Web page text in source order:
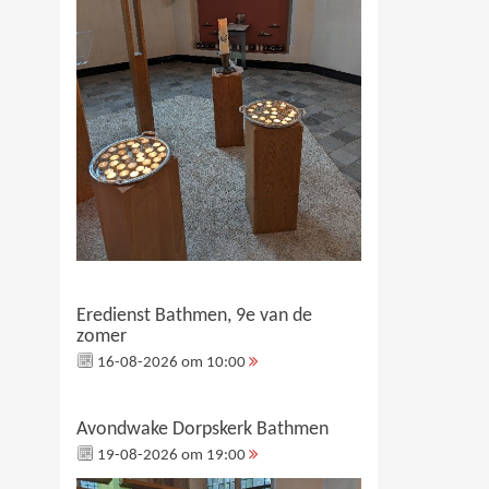
Eredienst Bathmen, 9e van de
zomer
16-08-2026 om 10:00
Avondwake Dorpskerk Bathmen
19-08-2026 om 19:00